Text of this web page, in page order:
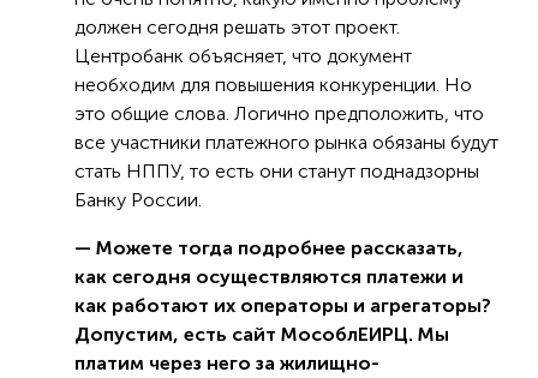
должен сегодня решать этот проект.
Центробанк объясняет, что документ
необходим для повышения конкуренции. Но
это общие слова. Логично предположить, что
все участники платежного рынка обязаны будут
стать НППУ, то есть они станут поднадзорны
Банку России.
— Можете тогда подробнее рассказать,
как сегодня осуществляются платежи и
как работают их операторы и агрегаторы?
Допустим, есть сайт МособлЕИРЦ. Мы
платим через него за жилищно-